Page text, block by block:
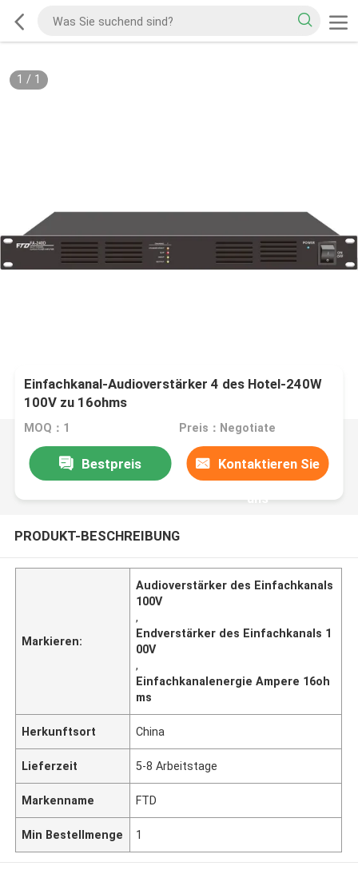
1 / 1
Einfachkanal-Audioverstärker 4 des Hotel-240W
100V zu 16ohms
MOQ：1 Preis：Negotiate
Bestpreis Kontaktieren Sie
uns
PRODUKT-BESCHREIBUNG
Markieren:
Audioverstärker des Einfachkanals
100V
,
Endverstärker des Einfachkanals 1
00V
,
Einfachkanalenergie Ampere 16oh
ms
Herkunftsort China
Lieferzeit 5-8 Arbeitstage
Markenname FTD
Min Bestellmenge 1